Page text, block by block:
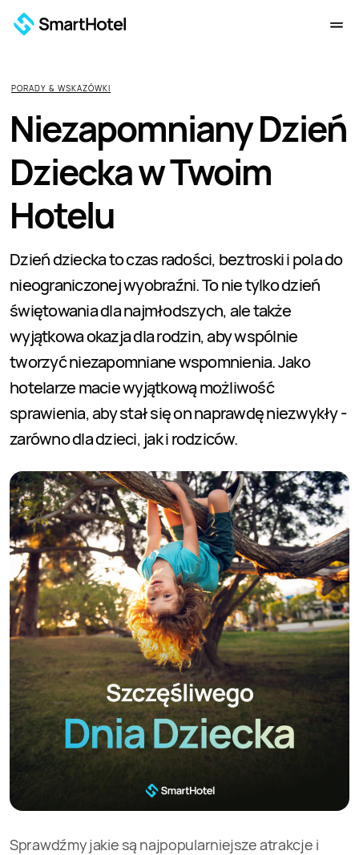
PORADY & WSKAZÓWKI
Niezapomniany Dzień
Dziecka w Twoim
Hotelu
Dzień dziecka to czas radości, beztroski i pola do
nieograniczonej wyobraźni. To nie tylko dzień
świętowania dla najmłodszych, ale także
wyjątkowa okazja dla rodzin, aby wspólnie
tworzyć niezapomniane wspomnienia. Jako
hotelarze macie wyjątkową możliwość
sprawienia, aby stał się on naprawdę niezwykły -
zarówno dla dzieci, jak i rodziców.
Sprawdźmy jakie są najpopularniejsze atrakcje i